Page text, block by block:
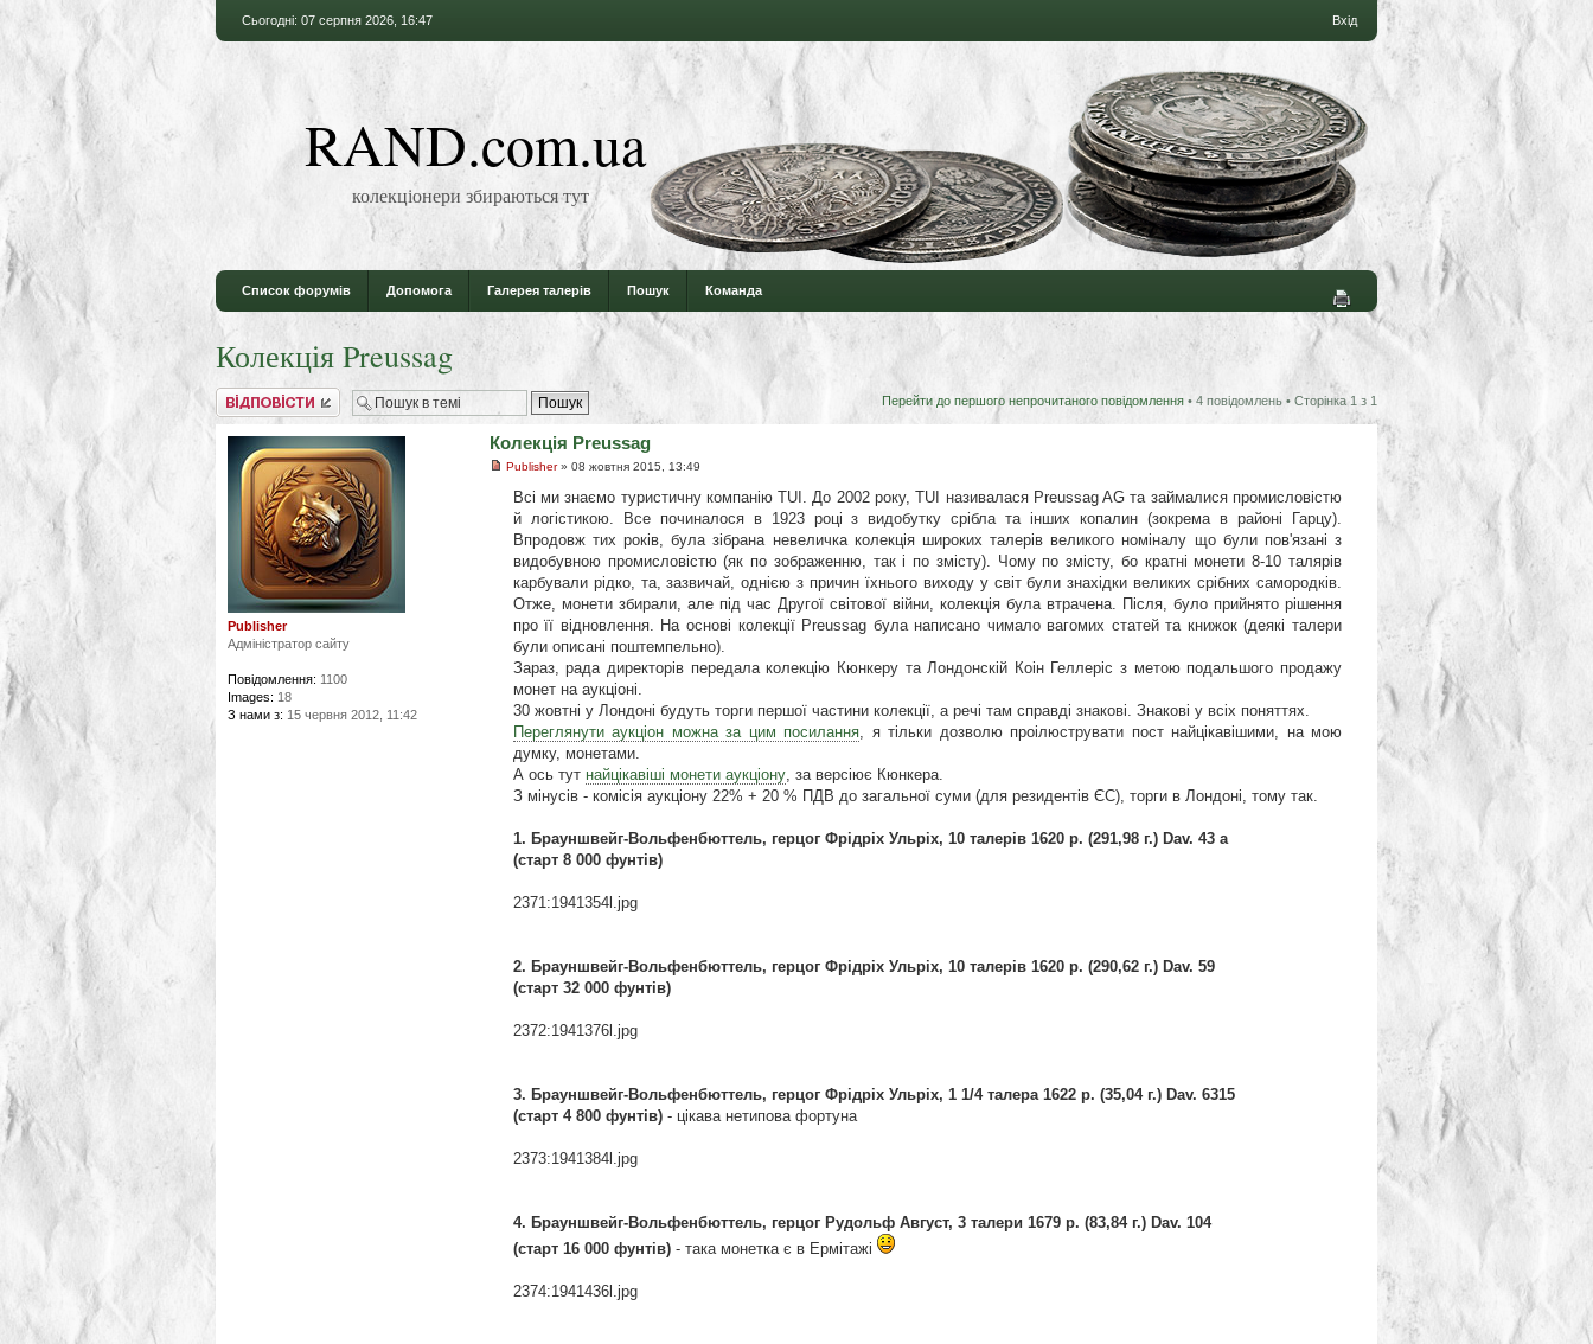
Сьогодні: 07 серпня 2026, 16:47 Вхід
RAND.com.ua
колекціонери збираються тут
Список форумів Допомога Галерея талерів Пошук Команда
Колекція Preussag
Відповісти Перейти до першого непрочитаного повідомлення • 4 повідомлень • Сторінка 1 з 1
Колекція Preussag
Publisher» 08 жовтня 2015, 13:49
Всі ми знаємо туристичну компанію TUI. До 2002 року, TUI називалася Preussag AG та займалися промисловістю
й логістикою. Все починалося в 1923 році з видобутку срібла та інших копалин (зокрема в районі Гарцу).
Впродовж тих років, була зібрана невеличка колекція широких талерів великого номіналу що були пов'язані з
видобувною промисловістю (як по зображенню, так і по змісту). Чому по змісту, бо кратні монети 8-10 талярів
карбували рідко, та, зазвичай, однією з причин їхнього виходу у світ були знахідки великих срібних самородків.
Отже, монети збирали, але під час Другої світової війни, колекція була втрачена. Після, було прийнято рішення
про її відновлення. На основі колекції Preussag була написано чимало вагомих статей та книжок (деякі талери
були описані поштемпельно).
Зараз, рада директорів передала колекцію Кюнкеру та Лондонскій Коін Геллеріс з метою подальшого продажу
монет на аукціоні.
30 жовтні у Лондоні будуть торги першої частини колекції, а речі там справді знакові. Знакові у всіх поняттях.
Переглянути аукціон можна за цим посилання , я тільки дозволю проілюструвати пост найцікавішими, на мою
думку, монетами.
А ось тут найцікавіші монети аукціону, за версіює Кюнкера.
З мінусів - комісія аукціону 22% + 20 % ПДВ до загальної суми (для резидентів ЄС), торги в Лондоні, тому так.
1. Брауншвейг-Вольфенбюттель, герцог Фрідріх Ульріх, 10 талерів 1620 р. (291,98 г.) Dav. 43 a
(старт 8 000 фунтів)
2371:1941354l.jpg
2. Брауншвейг-Вольфенбюттель, герцог Фрідріх Ульріх, 10 талерів 1620 р. (290,62 г.) Dav. 59
(старт 32 000 фунтів)
2372:1941376l.jpg
3. Брауншвейг-Вольфенбюттель, герцог Фрідріх Ульріх, 1 1/4 талера 1622 р. (35,04 г.) Dav. 6315
(старт 4 800 фунтів)- цікава нетипова фортуна
2373:1941384l.jpg
4. Брауншвейг-Вольфенбюттель, герцог Рудольф Август, 3 талери 1679 р. (83,84 г.) Dav. 104
(старт 16 000 фунтів)- така монетка є в Ермітажі
2374:1941436l.jpg
Publisher
Адміністратор сайту
Повідомлення: 1100
Images: 18
З нами з: 15 червня 2012, 11:42